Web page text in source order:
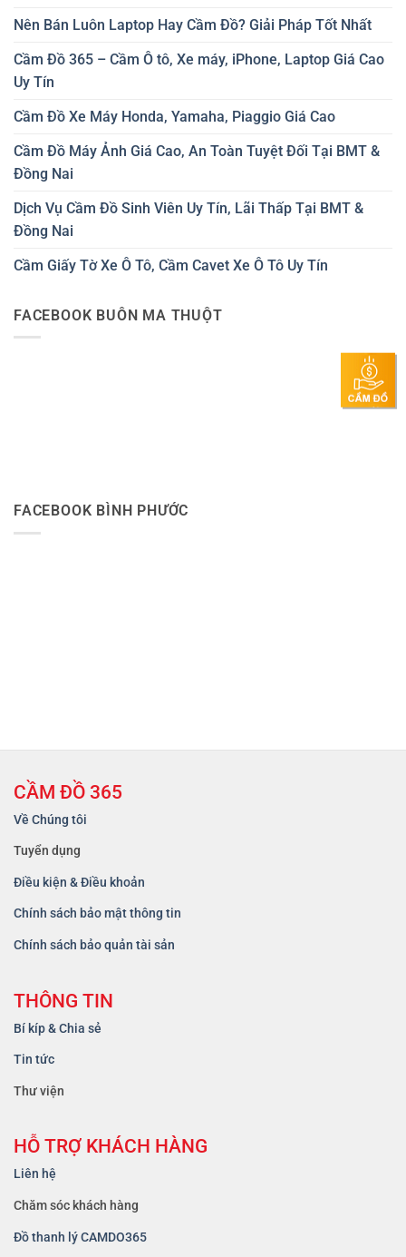
Nên Bán Luôn Laptop Hay Cầm Đồ? Giải Pháp Tốt Nhất
Cầm Đồ 365 – Cầm Ô tô, Xe máy, iPhone, Laptop Giá Cao
Uy Tín
Cầm Đồ Xe Máy Honda, Yamaha, Piaggio Giá Cao
Cầm Đồ Máy Ảnh Giá Cao, An Toàn Tuyệt Đối Tại BMT &
Đồng Nai
Dịch Vụ Cầm Đồ Sinh Viên Uy Tín, Lãi Thấp Tại BMT &
Đồng Nai
Cầm Giấy Tờ Xe Ô Tô, Cầm Cavet Xe Ô Tô Uy Tín
FACEBOOK BUÔN MA THUỘT
FACEBOOK BÌNH PHƯỚC
CẦM ĐỒ 365
Về Chúng tôi
Tuyển dụng
Điều kiện & Điều khoản
Chính sách bảo mật thông tin
Chính sách bảo quản tài sản
THÔNG TIN
Bí kíp & Chia sẻ
Tin tức
Thư viện
HỖ TRỢ KHÁCH HÀNG
Liên hệ
Chăm sóc khách hàng
Đồ thanh lý CAMDO365